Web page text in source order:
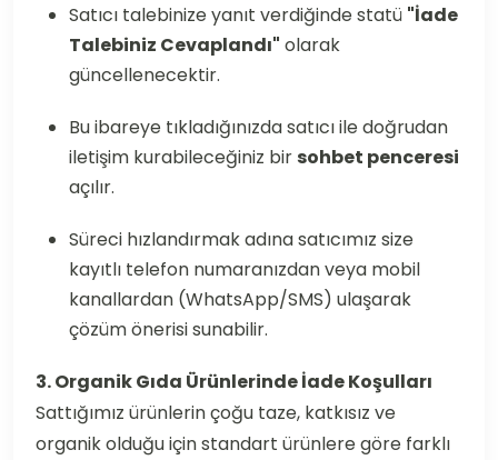
Satıcı talebinize yanıt verdiğinde statü "İade
Talebiniz Cevaplandı" olarak
güncellenecektir.
Bu ibareye tıkladığınızda satıcı ile doğrudan
iletişim kurabileceğiniz bir sohbet penceresi
açılır.
Süreci hızlandırmak adına satıcımız size
kayıtlı telefon numaranızdan veya mobil
kanallardan (WhatsApp/SMS) ulaşarak
çözüm önerisi sunabilir.
3. Organik Gıda Ürünlerinde İade Koşulları
Sattığımız ürünlerin çoğu taze, katkısız ve
organik olduğu için standart ürünlere göre farklı